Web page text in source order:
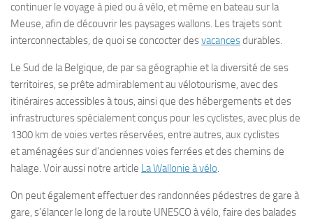
continuer le voyage à pied ou à vélo, et même en bateau sur la
Meuse, afin de découvrir les paysages wallons. Les trajets sont
interconnectables, de quoi se concocter desvacancesdurables.
Le Sud de la Belgique, de par sa géographie et la diversité de ses
territoires, se prête admirablement au vélotourisme, avec des
itinéraires accessibles à tous, ainsi que des hébergements et des
infrastructures spécialement conçus pour les cyclistes, avec plus de
1300 km de voies vertes réservées, entre autres, aux cyclistes
etaménagées sur d’anciennes voies ferrées et des chemins de
halage. Voir aussi notre article La Wallonie à vélo.
On peut également effectuer des randonnées pédestres de gare à
gare, s’élancer le long de la route UNESCO à vélo, faire des balades